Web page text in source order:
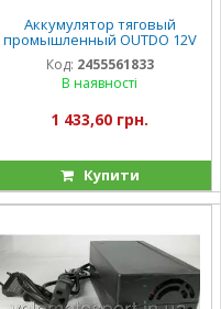
Аккумулятор тяговый
промышленный OUTDO 12V
12Ah 6-DZF-13 (6-DZM-13)
Код: 2455561833
В наявності
1 433,60 грн.
Купити